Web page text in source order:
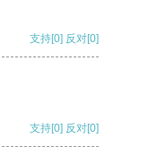
支持[0] 反对[0]
支持[0] 反对[0]